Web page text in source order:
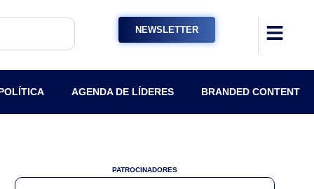
NEWSLETTER
AGENDA DE LÍDERES BRANDED CONTENT
PATROCINADORES